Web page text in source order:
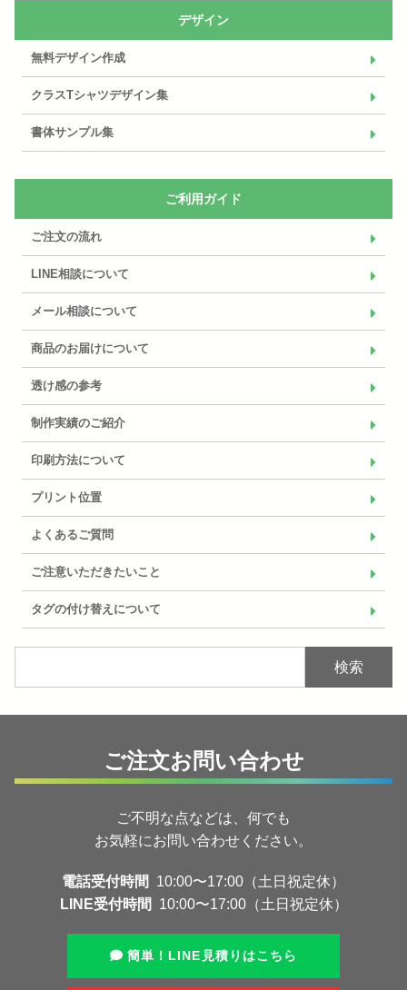
デザイン
無料デザイン作成
クラスTシャツデザイン集
書体サンプル集
ご利用ガイド
ご注文の流れ
LINE相談について
メール相談について
商品のお届けについて
透け感の参考
制作実績のご紹介
印刷方法について
プリント位置
よくあるご質問
ご注意いただきたいこと
タグの付け替えについて
検索
ご注文お問い合わせ
ご不明な点などは、何でも
お気軽にお問い合わせください。
電話受付時間
10:00〜17:00（土日祝定休）
LINE受付時間
10:00〜17:00（土日祝定休）
簡単！LINE見積りはこちら